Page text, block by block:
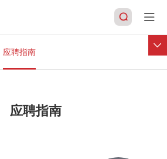
应聘指南
应聘指南